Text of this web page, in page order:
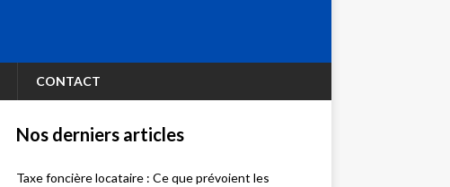
CONTACT
Nos derniers articles
Taxe foncière locataire : Ce que prévoient les